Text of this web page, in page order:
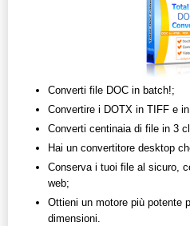
Converti file DOC in batch!;
Convertire i DOTX in TIFF e
Converti centinaia di file in 3
Hai un convertitore desktop
Conserva i tuoi file al sicuro,
web;
Ottieni un motore più potente
dimensioni.